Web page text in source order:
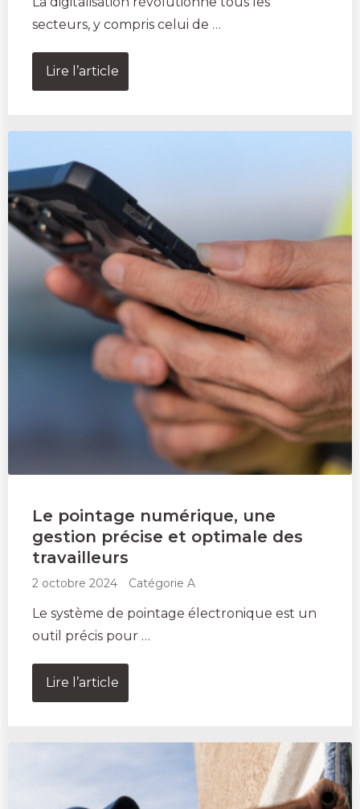
secteurs, y compris celui de …
Lire l’article
Le pointage numérique, une
gestion précise et optimale des
travailleurs
2 octobre 2024 Catégorie A
Le système de pointage électronique est un
outil précis pour …
Lire l’article